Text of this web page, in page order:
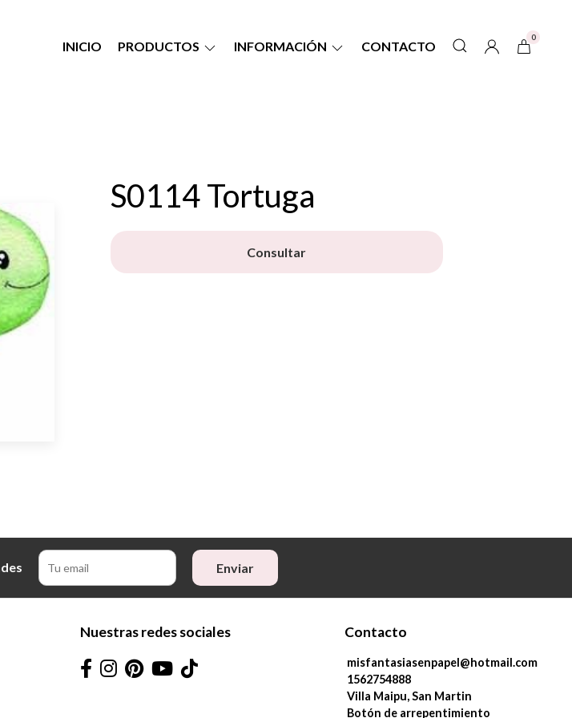
INICIO PRODUCTOS INFORMACIÓN CONTACTO
0
S0114 Tortuga
Consultar
Enviar
Nuestras redes sociales Contacto
misfantasiasenpapel@hotmail.com
1562754888
Villa Maipu, San Martin
Botón de arrepentimiento